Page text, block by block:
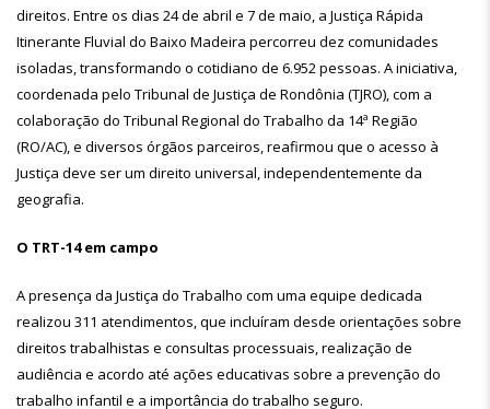
direitos. Entre os dias 24 de abril e 7 de maio, a Justiça Rápida
Itinerante Fluvial do Baixo Madeira percorreu dez comunidades
isoladas, transformando o cotidiano de 6.952 pessoas. A iniciativa,
coordenada pelo Tribunal de Justiça de Rondônia (TJRO), com a
colaboração do Tribunal Regional do Trabalho da 14ª Região
(RO/AC), e diversos órgãos parceiros, reafirmou que o acesso à
Justiça deve ser um direito universal, independentemente da
geografia.
O TRT-14 em campo
A presença da Justiça do Trabalho com uma equipe dedicada
realizou 311 atendimentos, que incluíram desde orientações sobre
direitos trabalhistas e consultas processuais, realização de
audiência e acordo até ações educativas sobre a prevenção do
trabalho infantil e a importância do trabalho seguro.